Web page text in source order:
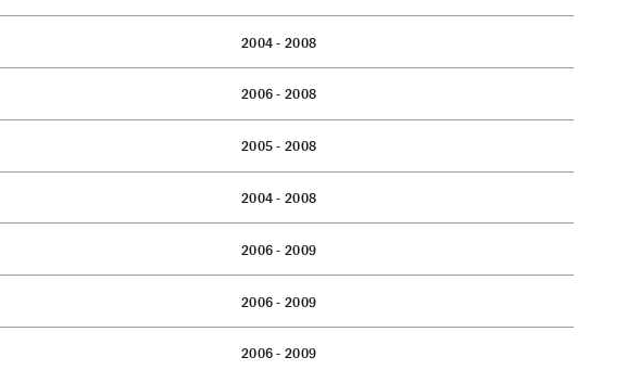
2004 - 2008
2006 - 2008
2005 - 2008
2004 - 2008
2006 - 2009
2006 - 2009
2006 - 2009